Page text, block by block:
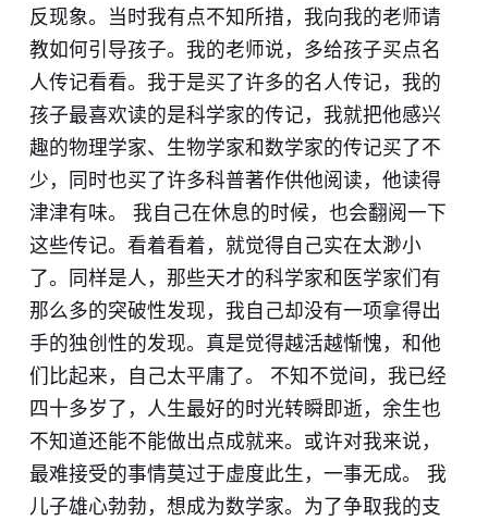
反现象。当时我有点不知所措，我向我的老师请
教如何引导孩子。我的老师说，多给孩子买点名
人传记看看。我于是买了许多的名人传记，我的
孩子最喜欢读的是科学家的传记，我就把他感兴
趣的物理学家、生物学家和数学家的传记买了不
少，同时也买了许多科普著作供他阅读，他读得
津津有味。 我自己在休息的时候，也会翻阅一下
这些传记。看着看着，就觉得自己实在太渺小
了。同样是人，那些天才的科学家和医学家们有
那么多的突破性发现，我自己却没有一项拿得出
手的独创性的发现。真是觉得越活越惭愧，和他
们比起来，自己太平庸了。 不知不觉间，我已经
四十多岁了，人生最好的时光转瞬即逝，余生也
不知道还能不能做出点成就来。或许对我来说，
最难接受的事情莫过于虚度此生，一事无成。 我
儿子雄心勃勃，想成为数学家。为了争取我的支